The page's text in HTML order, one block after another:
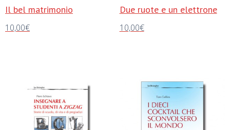
Il bel matrimonio
10,00€
Due ruote e un elettrone
10,00€